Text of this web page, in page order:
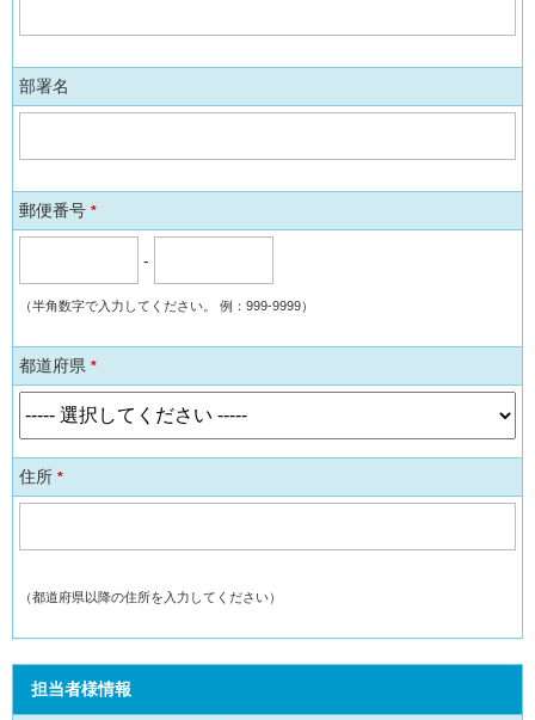
部署名
郵便番号 *
-
（半角数字で入力してください。 例：999-9999）
都道府県 *
住所 *
（都道府県以降の住所を入力してください）
担当者様情報